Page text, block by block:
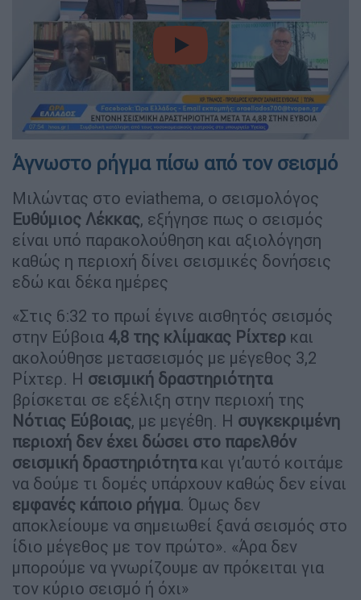
video
Άγνωστο ρήγμα πίσω από τον σεισμό
Μιλώντας στο eviathema, ο σεισμολόγος
Ευθύμιος Λέκκας, εξήγησε πως ο σεισμός
είναι υπό παρακολούθηση και αξιολόγηση
καθώς η περιοχή δίνει σεισμικές δονήσεις
εδώ και δέκα ημέρες
«Στις 6:32 το πρωί έγινε αισθητός σεισμός
στην Εύβοια 4,8 της κλίμακας Ρίχτερ και
ακολούθησε μετασεισμός με μέγεθος 3,2
Ρίχτερ. Η σεισμική δραστηριότητα
βρίσκεται σε εξέλιξη στην περιοχή της
Νότιας Εύβοιας, με μεγέθη. Η συγκεκριμένη
περιοχή δεν έχει δώσει στο παρελθόν
σεισμική δραστηριότητακαι γι’αυτό κοιτάμε
να δούμε τι δομές υπάρχουν καθώς δεν είναι
εμφανές κάποιο ρήγμα. Όμως δεν
αποκλείουμε να σημειωθεί ξανά σεισμός στο
ίδιο μέγεθος με τον πρώτο». «Άρα δεν
μπορούμε να γνωρίζουμε αν πρόκειται για
τον κύριο σεισμό ή όχι»